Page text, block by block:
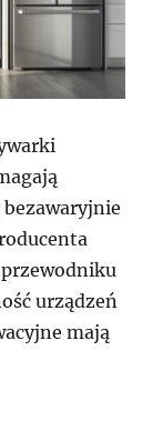
bezawaryjnie
urządzeń
mają